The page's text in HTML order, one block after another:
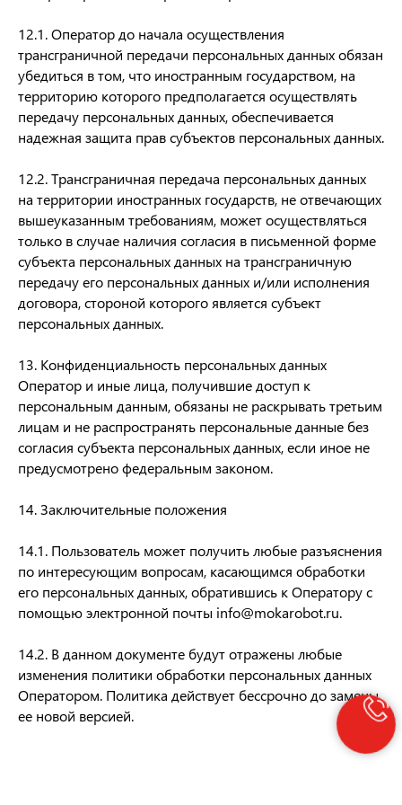
12.1. Оператор до начала осуществления
трансграничной передачи персональных данных обязан
убедиться в том, что иностранным государством, на
территорию которого предполагается осуществлять
передачу персональных данных, обеспечивается
надежная защита прав субъектов персональных данных.
12.2. Трансграничная передача персональных данных
на территории иностранных государств, не отвечающих
вышеуказанным требованиям, может осуществляться
только в случае наличия согласия в письменной форме
субъекта персональных данных на трансграничную
передачу его персональных данных и/или исполнения
договора, стороной которого является субъект
персональных данных.
13. Конфиденциальность персональных данных
Оператор и иные лица, получившие доступ к
персональным данным, обязаны не раскрывать третьим
лицам и не распространять персональные данные без
согласия субъекта персональных данных, если иное не
предусмотрено федеральным законом.
14. Заключительные положения
14.1. Пользователь может получить любые разъяснения
по интересующим вопросам, касающимся обработки
его персональных данных, обратившись к Оператору с
помощью электронной почты info@mokarobot.ru.
14.2. В данном документе будут отражены любые
изменения политики обработки персональных данных
Оператором. Политика действует бессрочно до замены
ее новой версией.